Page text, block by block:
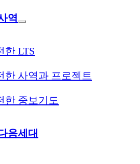
역
한 LTS
한 사역과 프로젝트
한 중보기도
음세대